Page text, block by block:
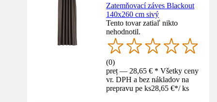
Zatemňovací záves Blackout
140x260 cm sivý
Tento tovar zatiaľ nikto
nehodnotil.
(0)
preț — 28,65 € * Všetky ceny
vr. DPH a bez nákladov na
prepravu pe ks28,65 €*/ ks